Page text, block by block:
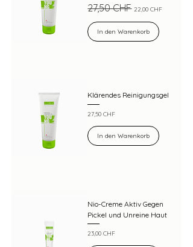
Standardpreis
27,50 CHF 22,00 CHF
In den Warenkorb
Klärendes Reinigungsgel
Preis
27,50 CHF
In den Warenkorb
Nio-Creme Aktiv Gegen
Pickel und Unreine Haut
Preis
23,00 CHF